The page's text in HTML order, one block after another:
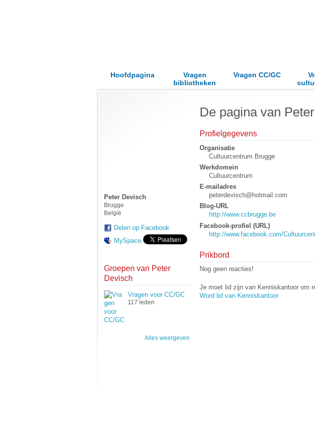
Hoofdpagina
Vragen
bibliotheken
Vragen CC/GC
Peter Devisch
Brugge
België
Delen op Facebook
MySpace
Groepen van Peter
Devisch
Vragen voor CC/GC
117 leden
Alles weergeven
De pagina van
Profielgegevens
Organisatie
Cultuurcentrum Brugge
Werkdomein
Cultuurcentrum
E-mailadres
peterdevisch@hotmail.com
Blog-URL
http://www.ccbrugge.be
Facebook-profiel (URL)
http://www.facebook.com/
Prikbord
Nog geen reacties!
Je moet lid zijn van Kenniskantoor om
Word lid van Kenniskantoor